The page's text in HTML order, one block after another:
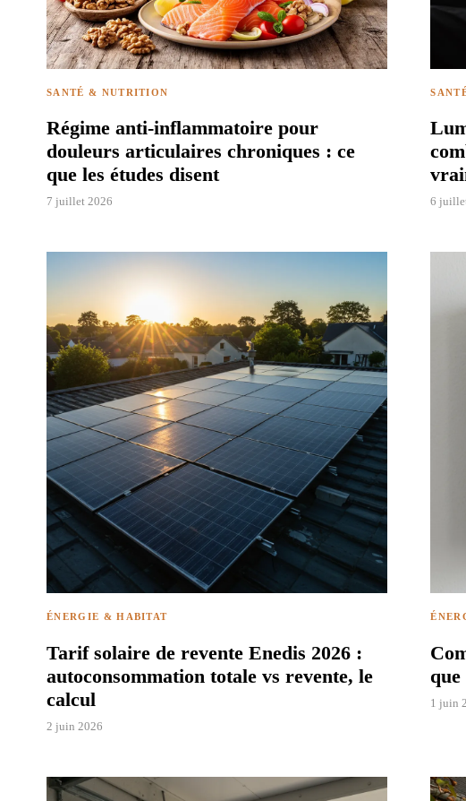
SANTÉ & NUTRITION
Régime anti-inflammatoire pour
douleurs articulaires chroniques : ce
que les études disent
7 juillet 2026 6
ÉNERGIE & HABITAT
Tarif solaire de revente Enedis 2026 :
autoconsommation totale vs revente, le
calcul
2 juin 2026
1 juin